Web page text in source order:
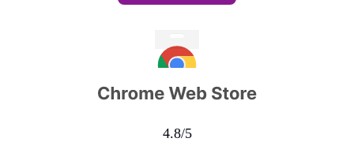
4.8/5